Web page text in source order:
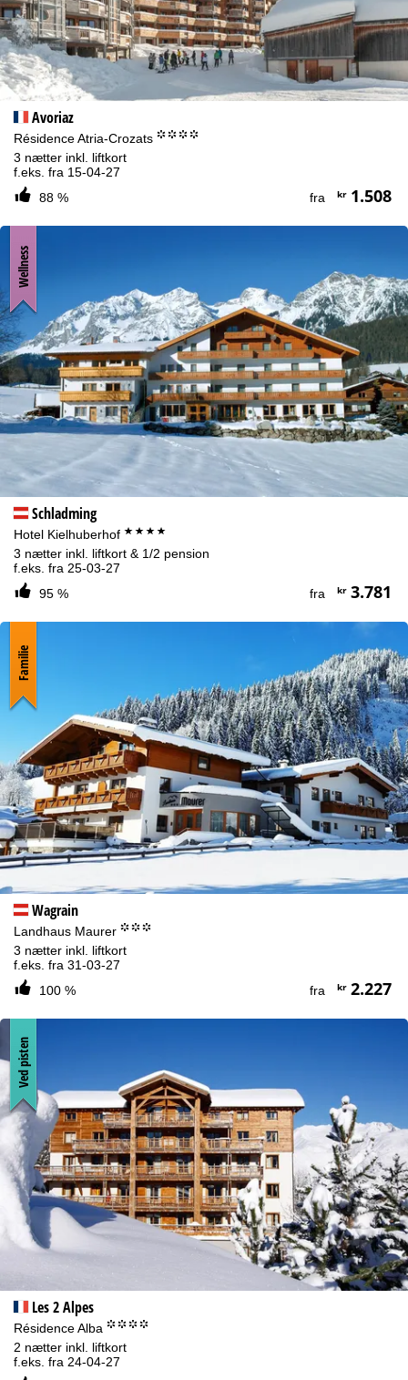
Avoriaz
Résidence Atria-Crozats °°°°
3 nætter inkl. liftkort
f.eks. fra 15-04-27
88 %
fra kr1.508
Schladming
Hotel Kielhuberhof ****
3 nætter inkl. liftkort & 1/2 pension
f.eks. fra 25-03-27
95 %
fra kr3.781
Wellness
Wagrain
Landhaus Maurer °°°
3 nætter inkl. liftkort
f.eks. fra 31-03-27
100 %
fra kr2.227
Familie
Les 2 Alpes
Résidence Alba °°°°
2 nætter inkl. liftkort
f.eks. fra 24-04-27
Ved pisten